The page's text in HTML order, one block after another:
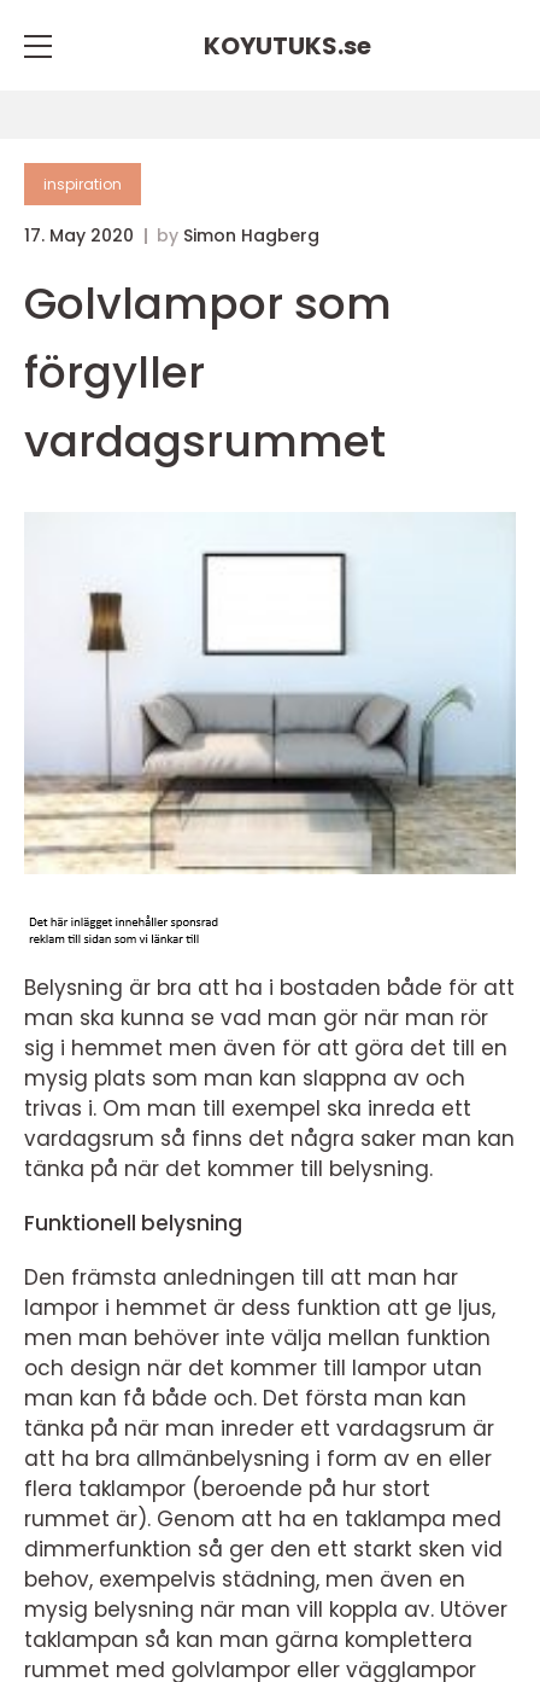
KOYUTUKS.se
inspiration
17. May 2020 by Simon Hagberg
Golvlampor som
förgyller
vardagsrummet
Belysning är bra att ha i bostaden både för att
man ska kunna se vad man gör när man rör
sig i hemmet men även för att göra det till en
mysig plats som man kan slappna av och
trivas i. Om man till exempel ska inreda ett
vardagsrum så finns det några saker man kan
tänka på när det kommer till belysning.
Funktionell belysning
Den främsta anledningen till att man har
lampor i hemmet är dess funktion att ge ljus,
men man behöver inte välja mellan funktion
och design när det kommer till lampor utan
man kan få både och. Det första man kan
tänka på när man inreder ett vardagsrum är
att ha bra allmänbelysning i form av en eller
flera taklampor (beroende på hur stort
rummet är). Genom att ha en taklampa med
dimmerfunktion så ger den ett starkt sken vid
behov, exempelvis städning, men även en
mysig belysning när man vill koppla av. Utöver
taklampan så kan man gärna komplettera
rummet med golvlampor eller vägglampor